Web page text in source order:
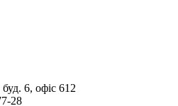
6, офіс 612
28